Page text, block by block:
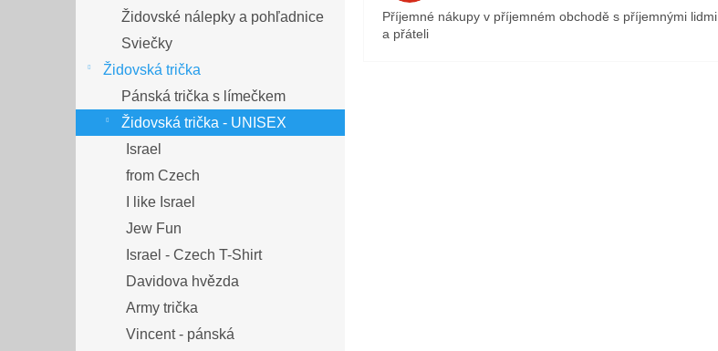
Židovské nálepky a pohľadnice
Sviečky
Židovská trička
Pánská trička s límečkem
Židovská trička - UNISEX
Israel
from Czech
I like Israel
Jew Fun
Israel - Czech T-Shirt
Davidova hvězda
Army trička
Vincent - pánská
Příjemné nákupy v příjemném obchodě s příjemnými lidmi
a přáteli